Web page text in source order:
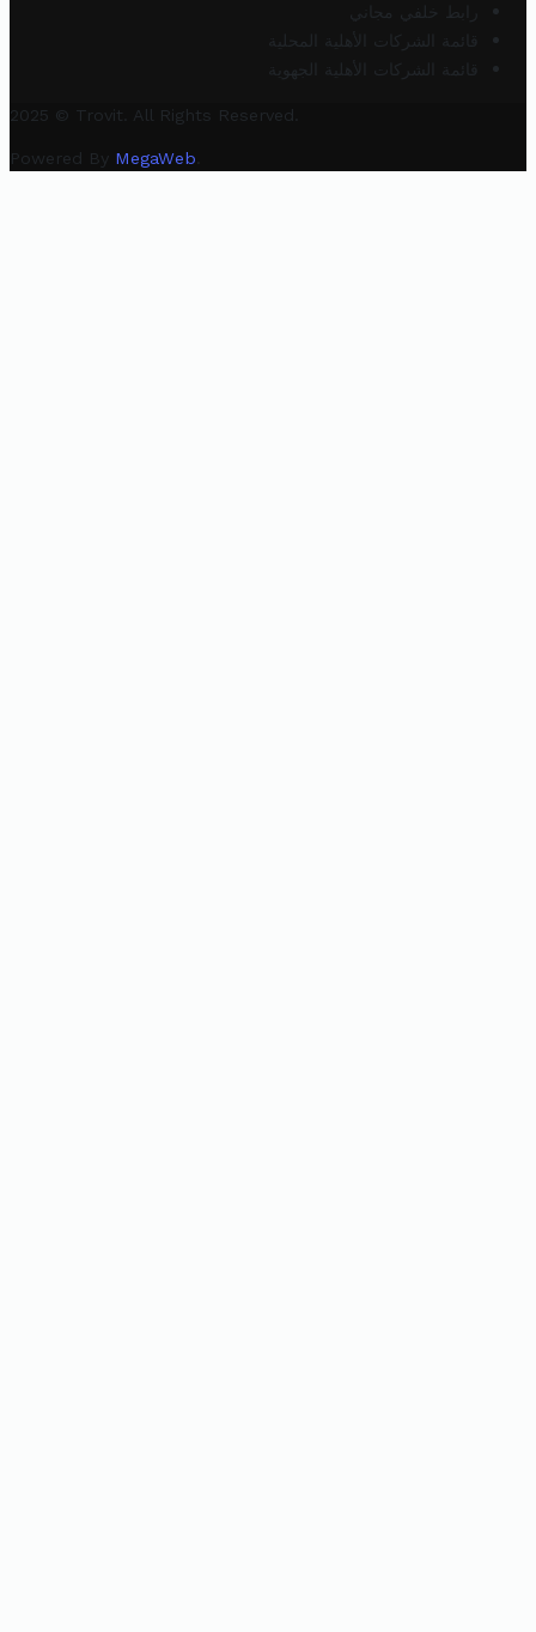
رابط خلفي مجاني
قائمة الشركات الأهلية المحلية
قائمة الشركات الأهلية الجهوية
2025 © Trovit. All Rights Reserved.
Powered By MegaWeb